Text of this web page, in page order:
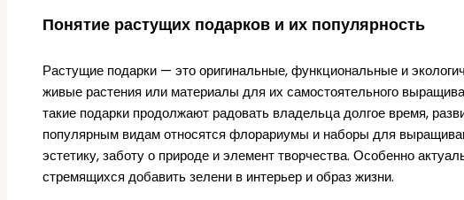
Понятие растущих подарков и их популярность
Растущие подарки — это оригинальные, функциональные и
живые растения или материалы для их самостоятельного
такие подарки продолжают радовать владельца долгое время,
популярным видам относятся флорариумы и наборы для
эстетику, заботу о природе и элемент творчества. Особенно
стремящихся добавить зелени в интерьер и образ жизни.